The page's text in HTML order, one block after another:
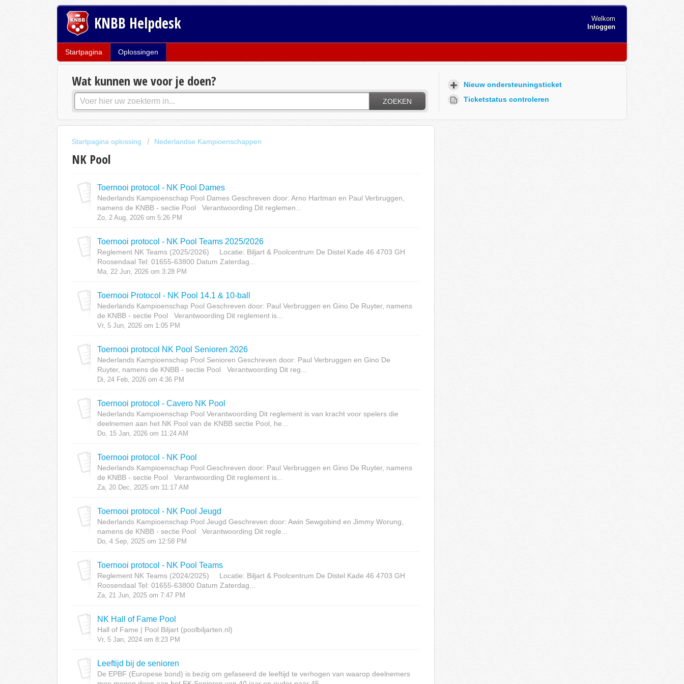
KNBB Helpdesk
Welkom
Inloggen
Startpagina Oplossingen
Wat kunnen we voor je doen?
ZOEKEN
Nieuw ondersteuningsticket
Ticketstatus controleren
Startpagina oplossing Nederlandse Kampioenschappen
NK Pool
Toernooi protocol - NK Pool Dames
Nederlands Kampioenschap Pool Dames Geschreven door: Arno Hartman en Paul Verbruggen,
namens de KNBB - sectie Pool Verantwoording Dit reglemen...
Zo, 2 Aug, 2026 om 5:26 PM
Toernooi protocol - NK Pool Teams 2025/2026
Reglement NK Teams (2025/2026) Locatie: Biljart & Poolcentrum De Distel Kade 46 4703 GH
Roosendaal Tel: 01655-63800 Datum Zaterdag...
Ma, 22 Jun, 2026 om 3:28 PM
Toernooi Protocol - NK Pool 14.1 & 10-ball
Nederlands Kampioenschap Pool Geschreven door: Paul Verbruggen en Gino De Ruyter, namens
de KNBB - sectie Pool Verantwoording Dit reglement is...
Vr, 5 Jun, 2026 om 1:05 PM
Toernooi protocol NK Pool Senioren 2026
Nederlands Kampioenschap Pool Senioren Geschreven door: Paul Verbruggen en Gino De
Ruyter, namens de KNBB - sectie Pool Verantwoording Dit reg...
Di, 24 Feb, 2026 om 4:36 PM
Toernooi protocol - Cavero NK Pool
Nederlands Kampioenschap Pool Verantwoording Dit reglement is van kracht voor spelers die
deelnemen aan het NK Pool van de KNBB sectie Pool, he...
Do, 15 Jan, 2026 om 11:24 AM
Toernooi protocol - NK Pool
Nederlands Kampioenschap Pool Geschreven door: Paul Verbruggen en Gino De Ruyter, namens
de KNBB - sectie Pool Verantwoording Dit reglement is...
Za, 20 Dec, 2025 om 11:17 AM
Toernooi protocol - NK Pool Jeugd
Nederlands Kampioenschap Pool Jeugd Geschreven door: Awin Sewgobind en Jimmy Worung,
namens de KNBB - sectie Pool Verantwoording Dit regle...
Do, 4 Sep, 2025 om 12:58 PM
Toernooi protocol - NK Pool Teams
Reglement NK Teams (2024/2025) Locatie: Biljart & Poolcentrum De Distel Kade 46 4703 GH
Roosendaal Tel: 01655-63800 Datum Zaterdag...
Za, 21 Jun, 2025 om 7:47 PM
NK Hall of Fame Pool
Hall of Fame | Pool Biljart (poolbiljarten.nl)
Vr, 5 Jan, 2024 om 8:23 PM
Leeftijd bij de senioren
De EPBF (Europese bond) is bezig om gefaseerd de leeftijd te verhogen van waarop deelnemers